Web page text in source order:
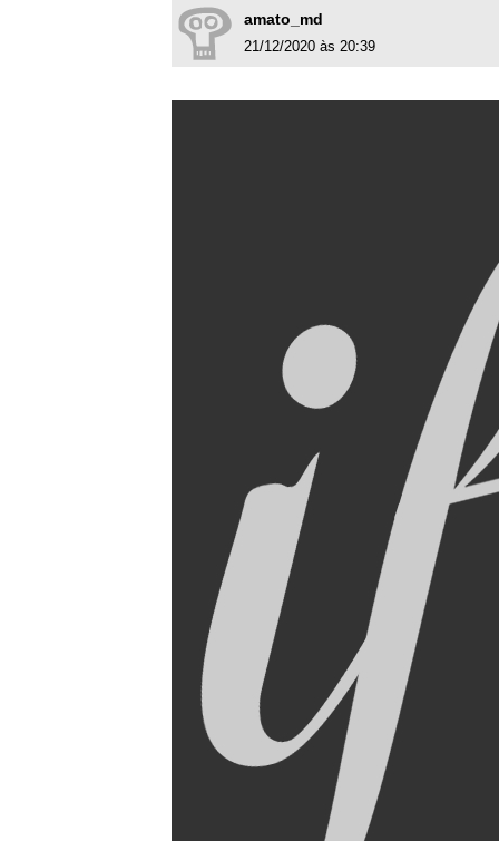
amato_md
21/12/2020 às 20:39